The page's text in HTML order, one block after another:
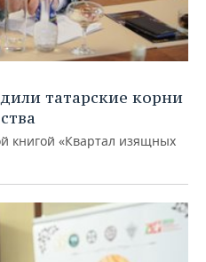
татарские корни
книгой «Квартал изящных